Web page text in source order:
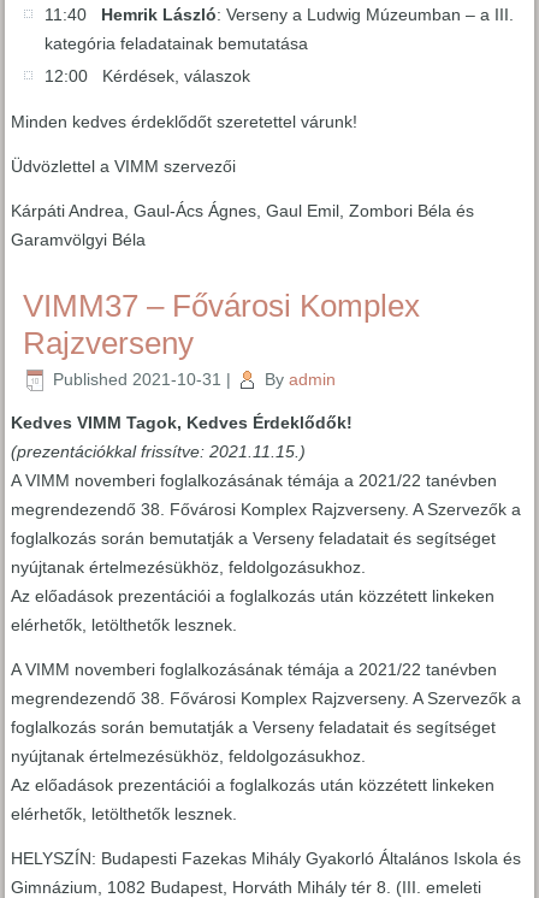
11:40 Hemrik László: Verseny a Ludwig Múzeumban – a III.
kategória feladatainak bemutatása
12:00 Kérdések, válaszok
Minden kedves érdeklődőt szeretettel várunk!
Üdvözlettel a VIMM szervezői
Kárpáti Andrea, Gaul-Ács Ágnes, Gaul Emil, Zombori Béla és
Garamvölgyi Béla
VIMM37 – Fővárosi Komplex
Rajzverseny
Published 2021-10-31 | By admin
Kedves VIMM Tagok, Kedves Érdeklődők!
(prezentációkkal frissítve: 2021.11.15.)
A VIMM novemberi foglalkozásának témája a 2021/22 tanévben
megrendezendő 38. Fővárosi Komplex Rajzverseny. A Szervezők a
foglalkozás során bemutatják a Verseny feladatait és segítséget
nyújtanak értelmezésükhöz, feldolgozásukhoz.
Az előadások prezentációi a foglalkozás után közzétett linkeken
elérhetők, letölthetők lesznek.
A VIMM novemberi foglalkozásának témája a 2021/22 tanévben
megrendezendő 38. Fővárosi Komplex Rajzverseny. A Szervezők a
foglalkozás során bemutatják a Verseny feladatait és segítséget
nyújtanak értelmezésükhöz, feldolgozásukhoz.
Az előadások prezentációi a foglalkozás után közzétett linkeken
elérhetők, letölthetők lesznek.
HELYSZÍN: Budapesti Fazekas Mihály Gyakorló Általános Iskola és
Gimnázium, 1082 Budapest, Horváth Mihály tér 8. (III. emeleti